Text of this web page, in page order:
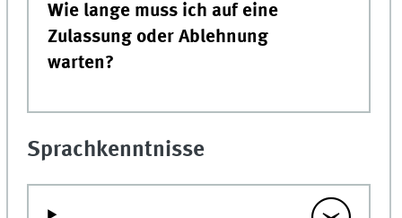
Wie lange muss ich auf eine
Zulassung oder Ablehnung
warten?
Sprachkenntnisse